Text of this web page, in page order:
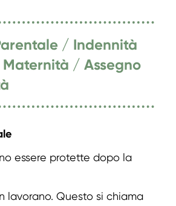
/ Indennità
/ Assegno
essere protette dopo la
lavorano. Questo si chiama